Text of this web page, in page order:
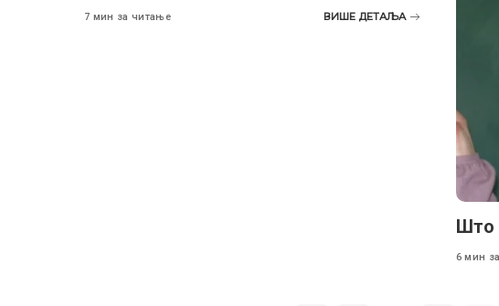
7 мин за читање ВИШЕ ДЕТАЉА
Што
6 мин